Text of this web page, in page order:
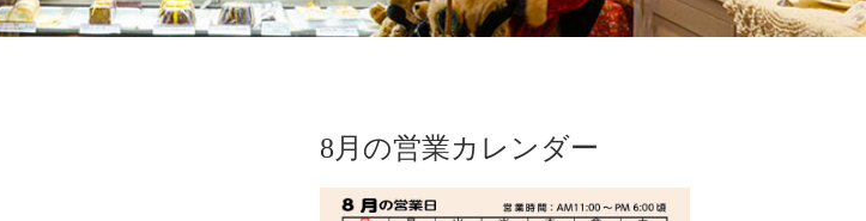
8月の営業カレンダー